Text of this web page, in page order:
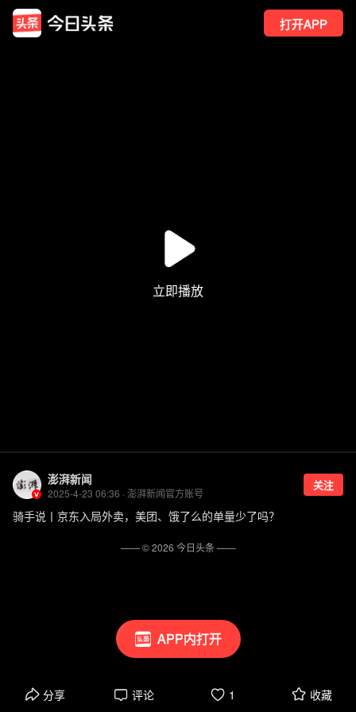
打开APP
APP内打开
澎湃新闻
2025-4-23 06:36 · 澎湃新闻官方账号
关注
骑手说丨京东入局外卖，美团、饿了么的单量少了吗？
分享 评论 1 收藏
—— ©2026 今日头条——